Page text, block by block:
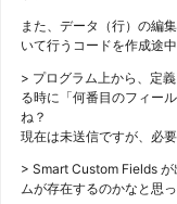
また、データ（行）の編
いて行うコードを作成途中
> プログラム上から、定
る時に「何番目のフィー
ね？
現在は未送信ですが、必
> Smart Custom Fields
ムが存在するのかなと思